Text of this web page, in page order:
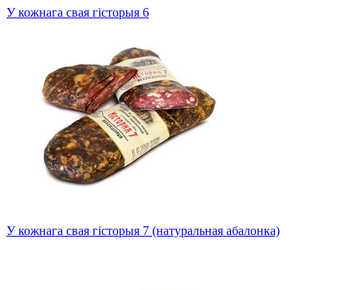
У кожнага свая гісторыя 6
У кожнага свая гісторыя 7 (натуральная абалонка)